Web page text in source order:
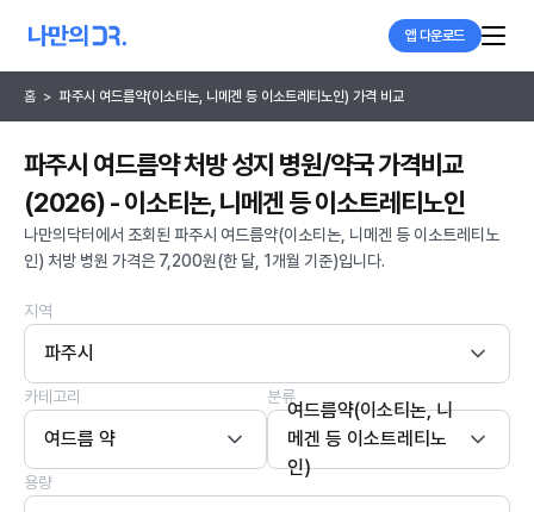
앱 다운로드
홈 > 파주시 여드름약(이소티논, 니메겐 등 이소트레티노인) 가격 비교
파주시 여드름약 처방 성지 병원/약국 가격비교
(2026) - 이소티논, 니메겐 등 이소트레티노인
나만의닥터에서 조회된 파주시 여드름약(이소티논, 니메겐 등 이소트레티노
인) 처방 병원 가격은 7,200원(한 달, 1개월 기준)입니다.
지역
파주시
카테고리
여드름 약
분류
여드름약(이소티논, 니
메겐 등 이소트레티노
인)
용량